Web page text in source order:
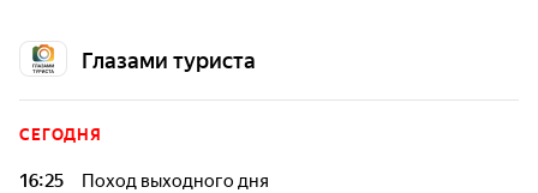
Глазами туриста
СЕГОДНЯ
16:25 Поход выходного дня